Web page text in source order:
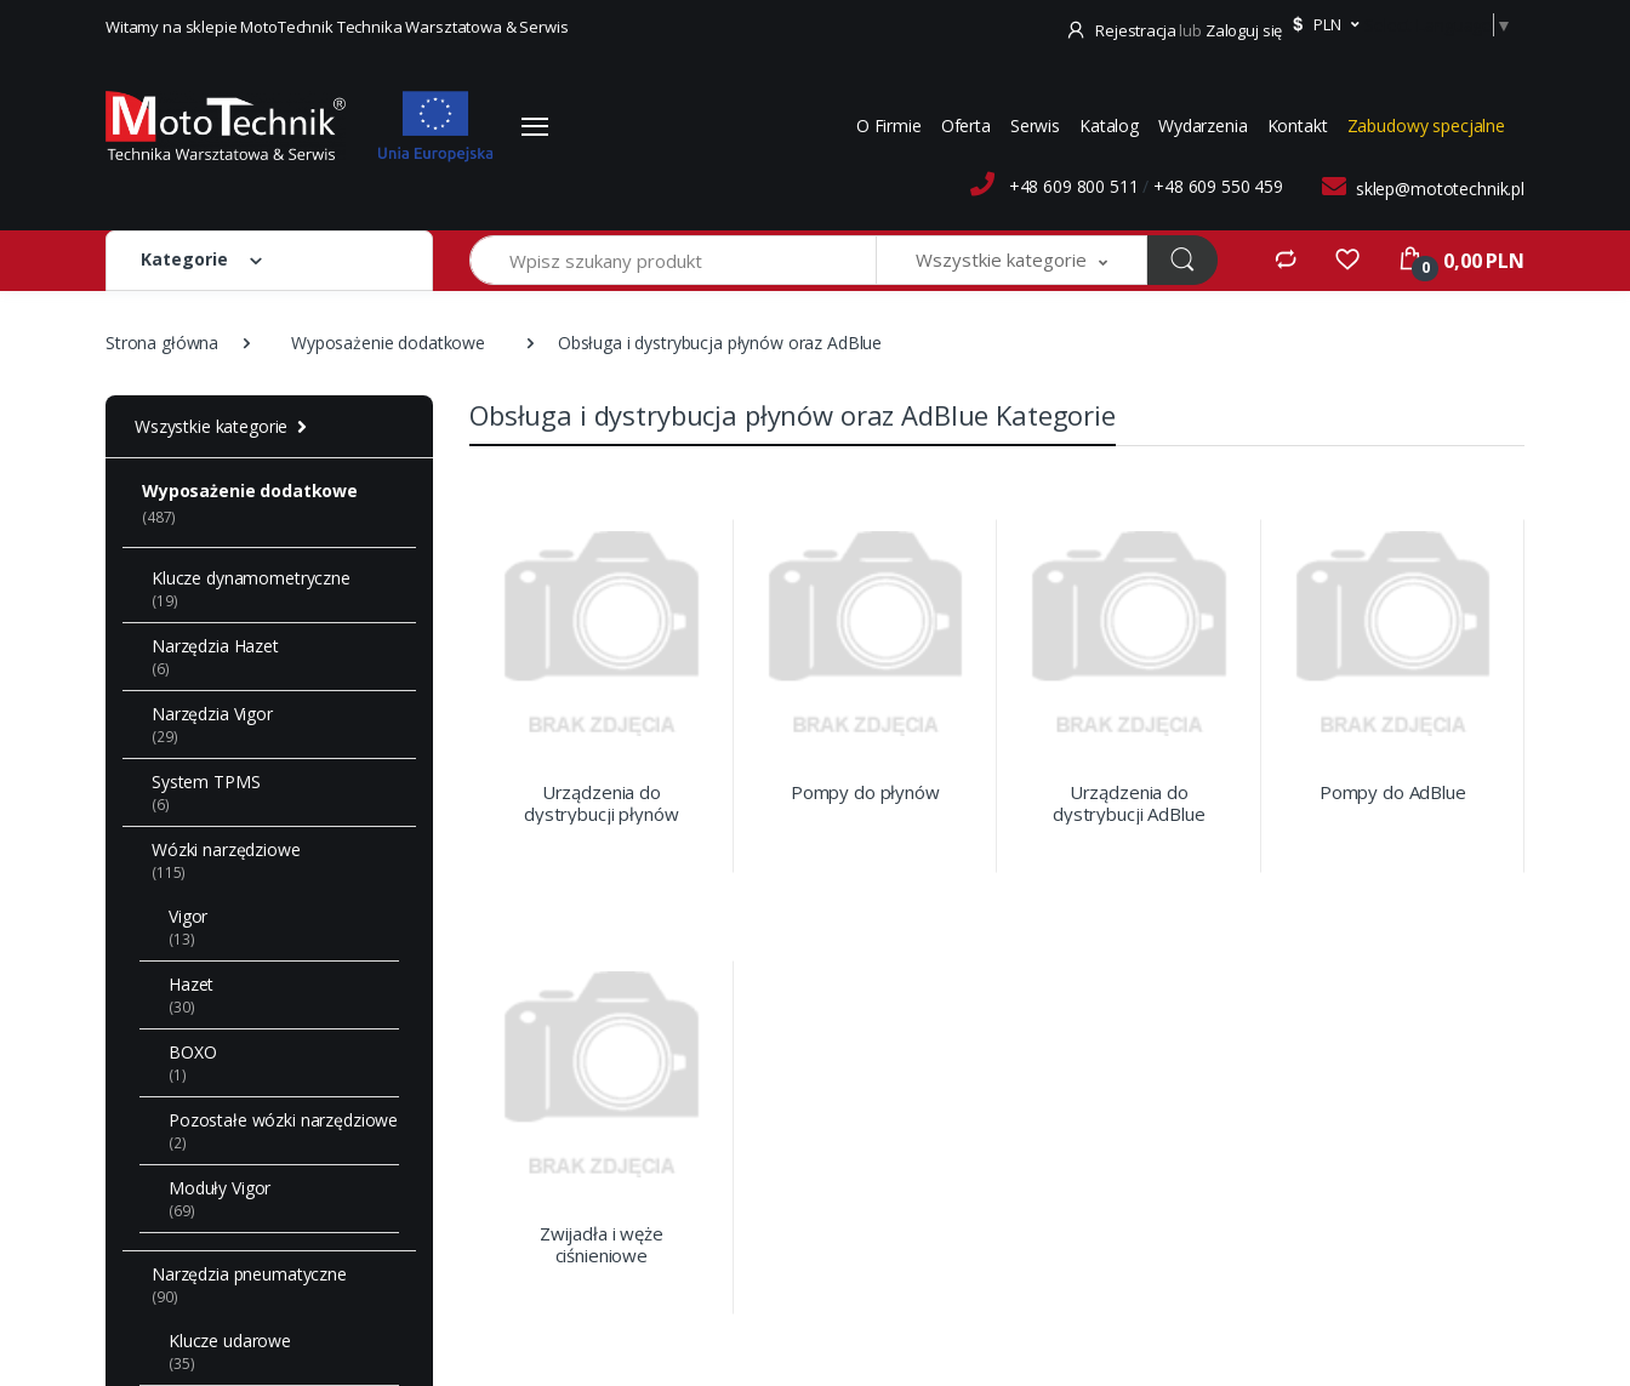
Witamy na sklepie MotoTechnik Technika Warsztatowa & Serwis Rejestracja lub Zaloguj się PLN ▼
O Firmie Oferta Serwis Katalog Wydarzenia Kontakt Zabudowy specjalne
+48 609 800 511 / +48 609 550 459 sklep@mototechnik.pl
Kategorie
Szukaj
Wszystkie kategorie 0 0,00 PLN
Strona główna Wyposażenie dodatkowe Obsługa i dystrybucja płynów oraz AdBlue
Wszystkie kategorie
Wyposażenie dodatkowe
(487)
Klucze dynamometryczne
(19)
Narzędzia Hazet
(6)
Narzędzia Vigor
(29)
System TPMS
(6)
Wózki narzędziowe
(115)
Vigor
(13)
Hazet
(30)
BOXO
(1)
Pozostałe wózki narzędziowe
(2)
Moduły Vigor
(69)
Narzędzia pneumatyczne
(90)
Klucze udarowe
(35)
Obsługa i dystrybucja płynów oraz AdBlue Kategorie
Urządzenia do
dystrybucji płynów
Pompy do płynów
Urządzenia do
dystrybucji AdBlue
Pompy do AdBlue
Zwijadła i węże
ciśnieniowe